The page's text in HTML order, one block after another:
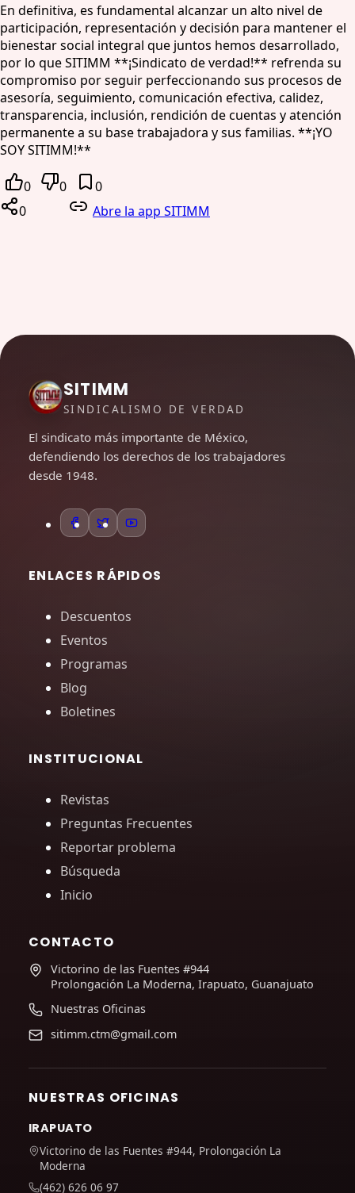
En definitiva, es fundamental alcanzar un alto nivel de
participación, representación y decisión para mantener el
bienestar social integral que juntos hemos desarrollado,
por lo que SITIMM **¡Sindicato de verdad!** refrenda su
compromiso por seguir perfeccionando sus procesos de
asesoría, seguimiento, comunicación efectiva, calidez,
transparencia, inclusión, rendición de cuentas y atención
permanente a su base trabajadora y sus familias. **¡YO
SOY SITIMM!**
0 0
0
0
Abre la app SITIMM
SITIMM
SINDICALISMO DE VERDAD
El sindicato más importante de México,
defendiendo los derechos de los trabajadores
desde 1948.
ENLACES RÁPIDOS
Descuentos
Eventos
Programas
Blog
Boletines
INSTITUCIONAL
Revistas
Preguntas Frecuentes
Reportar problema
Búsqueda
Inicio
CONTACTO
Victorino de las Fuentes #944
Prolongación La Moderna, Irapuato, Guanajuato
Nuestras Oficinas
sitimm.ctm@gmail.com
NUESTRAS OFICINAS
IRAPUATO
Victorino de las Fuentes #944, Prolongación La
Moderna
(462) 626 06 97